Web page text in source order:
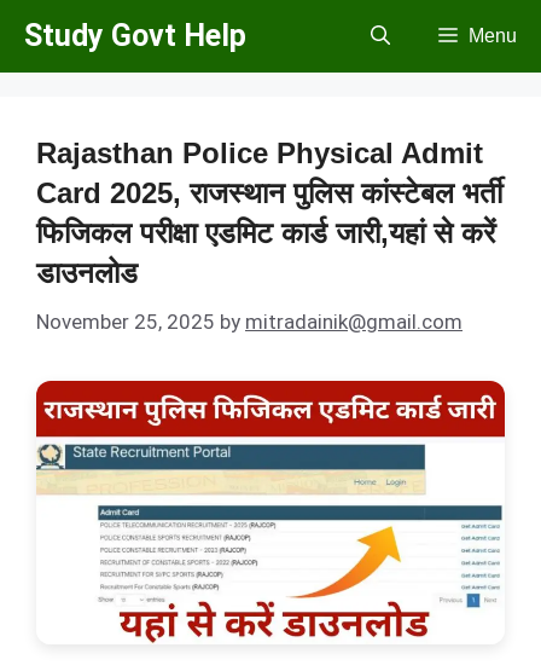
Skip
Study Govt Help Menu
Rajasthan Police Physical Admit
Card 2025, राजस्थान पुलिस कांस्टेबल भर्ती
फिजिकल परीक्षा एडमिट कार्ड जारी,यहां से करें
डाउनलोड
November 25, 2025 by mitradainik@gmail.com